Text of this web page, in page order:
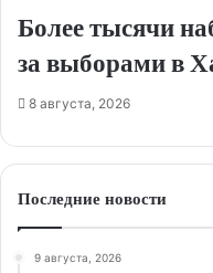
Более тысячи
за выборами в
8 августа, 2026
Последние новости
9 августа, 2026